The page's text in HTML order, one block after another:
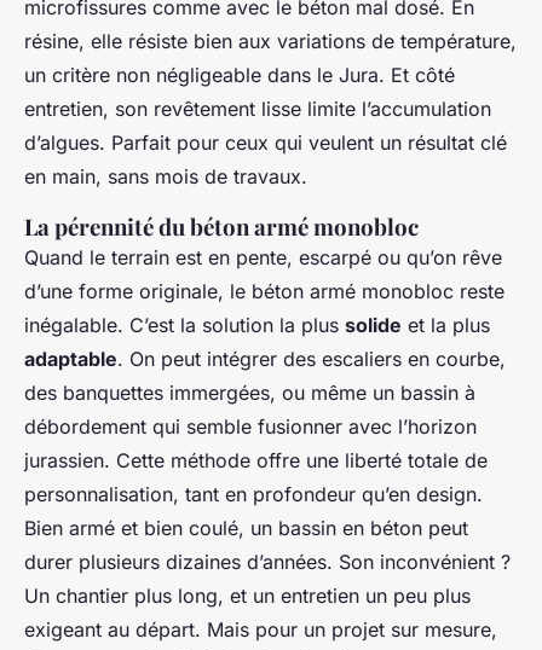
microfissures comme avec le béton mal dosé. En
résine, elle résiste bien aux variations de température,
un critère non négligeable dans le Jura. Et côté
entretien, son revêtement lisse limite l’accumulation
d’algues. Parfait pour ceux qui veulent un résultat clé
en main, sans mois de travaux.
La pérennité du béton armé monobloc
Quand le terrain est en pente, escarpé ou qu’on rêve
d’une forme originale, le béton armé monobloc reste
inégalable. C’est la solution la plus solide et la plus
adaptable. On peut intégrer des escaliers en courbe,
des banquettes immergées, ou même un bassin à
débordement qui semble fusionner avec l’horizon
jurassien. Cette méthode offre une liberté totale de
personnalisation, tant en profondeur qu’en design.
Bien armé et bien coulé, un bassin en béton peut
durer plusieurs dizaines d’années. Son inconvénient ?
Un chantier plus long, et un entretien un peu plus
exigeant au départ. Mais pour un projet sur mesure,